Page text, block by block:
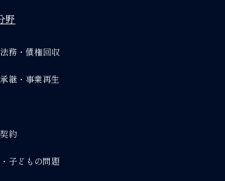
野
務・債権回収
継・事業再生
約
子どもの問題